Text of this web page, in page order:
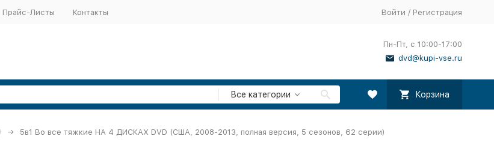
Прайс-Листы Контакты Войти / Регистрация
Пн-Пт, с 10:00-17:00
dvd@kupi-vse.ru
Все категории Корзина
5в1 Во все тяжкие НА 4 ДИСКАХ DVD (США, 2008-2013, полная версия, 5 сезонов, 62 серии)